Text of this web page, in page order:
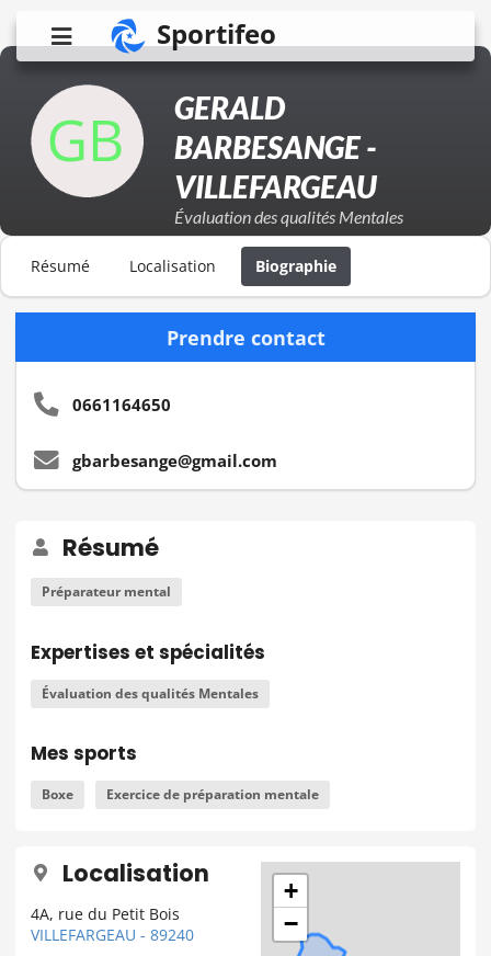
Sportifeo
GERALD
BARBESANGE -
VILLEFARGEAU
Évaluation des qualités Mentales
Résumé Localisation Biographie
Résumé
Préparateur mental
Expertises et spécialités
Évaluation des qualités Mentales
Mes sports
Boxe Exercice de préparation mentale
Localisation
4A, rue du Petit Bois
VILLEFARGEAU - 89240
+
−
Prendre contact
0661164650
gbarbesange@gmail.com